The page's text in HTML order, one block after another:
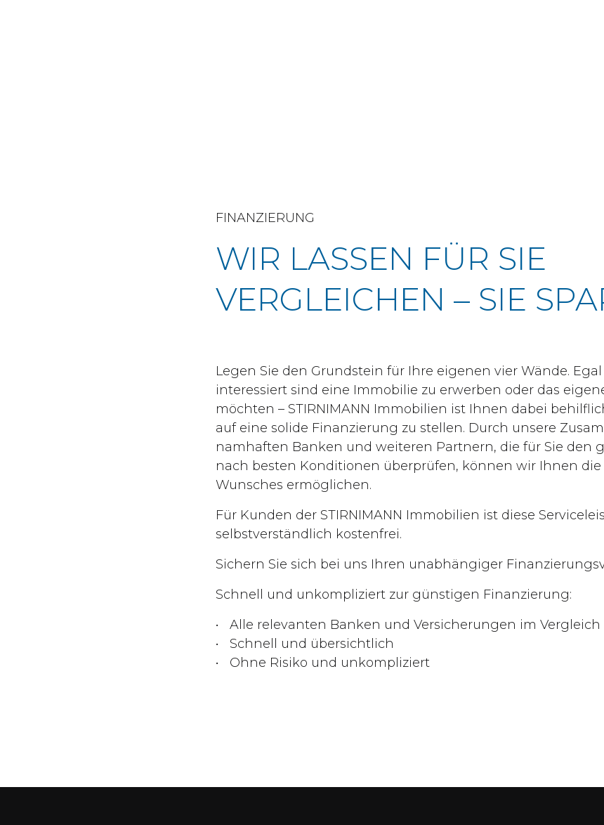
FINANZIERUNG
WIR LASSEN FÜR SIE
VERGLEICHEN – SIE
Legen Sie den Grundstein für Ihre eigenen vier Wände. Egal
interessiert sind eine Immobilie zu erwerben oder das
möchten – STIRNIMANN Immobilien ist Ihnen dabei
auf eine solide Finanzierung zu stellen. Durch unsere
namhaften Banken und weiteren Partnern, die für Sie den
nach besten Konditionen überprüfen, können wir Ihnen die
Wunsches ermöglichen.
Für Kunden der STIRNIMANN Immobilien ist diese
selbstverständlich kostenfrei.
Sichern Sie sich bei uns Ihren unabhängiger
Schnell und unkompliziert zur günstigen Finanzierung:
Alle relevanten Banken und Versicherungen im Vergleich
Schnell und übersichtlich
Ohne Risiko und unkompliziert